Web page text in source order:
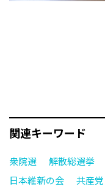
関連キーワード
衆院選 解散総選挙
日本維新の会
共産党